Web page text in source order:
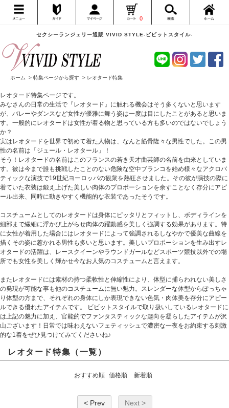
セクシーランジェリー通販 VIVID STYLE-ビビットスタイル-
0
ホーム > 特集ページから探す > レオタード特集
レオタード特集ページです。
みなさんの日常の生活で『レオタード』に触れる機会はそう多くないと思います
が、バレーやダンスなど女性が優雅に舞う姿は一度は目にしたことがあると思いま
す。一般的にレオタードは女性が着る物と思っている方も多いのではないでしょう
か？
実はレオタードを世界で初めて着た人物は、なんと筋骨隆々な男性でした。この男
性の名前は「ジュール・レオタール」！
そう！レオタードの名前はこのフランスの若き天才曲芸師の名前を由来としていま
す。彼は今まで誰も挑戦したことのない危険な空中ブランコを始め様々なアクロバ
ティックな演技で19世紀ヨーロッパの観衆を熱狂させました。その彼が演技の際に
着ていた衣装は鍛え上げた美しい肉体のプロポーションを余すことなく存分にアピ
ール出来、同時に動きやすく機能的な衣装であったそうです。
コスチュームとしてのレオタードは身体にピッタリとフィットし、ボディラインを
細部まで繊細に浮かび上がらせ肉体の躍動感を美しく強調する効果があります。特
に女性が着用した場合にはレオタードによって強調されるしなやかで優美な曲線を
描くその姿に惹かれる男性も多いと思います。美しいプロポーションを生み出すレ
オタードの活躍は、レースクイーンやラウンドガールなどスポーツ競技以外での場
所でも女性を美しく輝かせ今なお人気のコスチュームと言えます。
またレオタードには素材の持つ柔軟性と伸縮性により、体型に捕らわれない美しさ
の発現が可能な事も他のコスチュームに無い魅力。スレンダーな体型からぽっちゃ
り体型の方まで、それぞれの身体にしか表現できない色気・肉体美を存分にアピー
ルできる優れたアイテムです。 ビビットスタイルで取り扱いしているレオタードに
は上記の魅力に加え、官能的でファンタスティックな趣向を凝らしたアイテムが沢
山ございます！日常では味わえないフェティッシュで濃密な一夜をお約束する刺激
的な1着をぜひ見つけてみてくださいね♪
レオタード特集（一覧）
おすすめ順 価格順 新着順
< Prev Next >